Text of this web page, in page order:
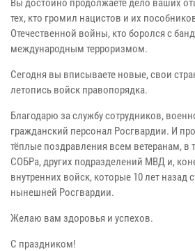
Вы достойно продолжаете дело ваших
тех, кто громил нацистов и их
Отечественной войны, кто боролся с
международным терроризмом.
Сегодня вы вписываете новые, свои
летопись войск правопорядка.
Благодарю за службу сотрудников,
гражданский персонал Росгвардии. И
тёплые поздравления всем ветеранам,
СОБРа, других подразделений МВД и,
внутренних войск, которые 10 лет назад
нынешней Росгвардии.
Желаю вам здоровья и успехов.
С праздником!